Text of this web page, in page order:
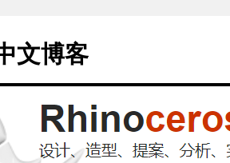
文博客